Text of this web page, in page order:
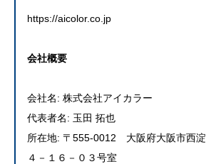
https://aicolor.co.jp
会社概要
会社名: 株式会社アイカラー
代表者名: 玉田 拓也
所在地: 〒555-0012 大阪府大阪市西淀
４－１６－０３号室